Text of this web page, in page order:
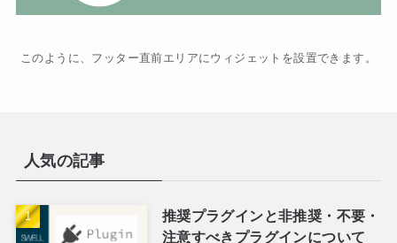
このように、フッター直前エリアにウィジェットを設置できます。
人気の記事
推奨プラグインと非推奨・不要・
注意すべきプラグインについて